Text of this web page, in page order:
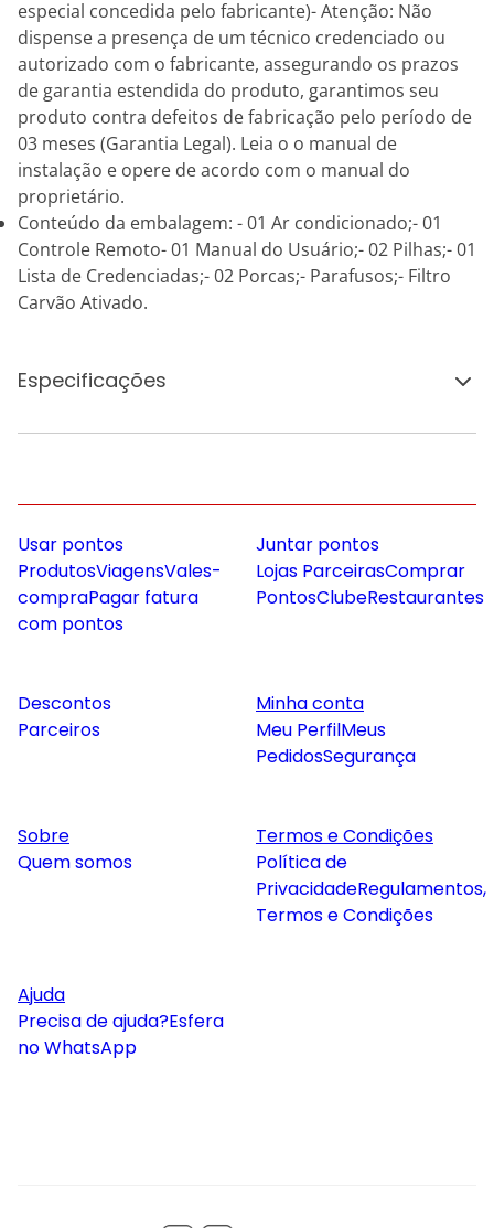
especial concedida pelo fabricante)- Atenção: Não
dispense a presença de um técnico credenciado ou
autorizado com o fabricante, assegurando os prazos
de garantia estendida do produto, garantimos seu
produto contra defeitos de fabricação pelo período de
03 meses (Garantia Legal). Leia o o manual de
instalação e opere de acordo com o manual do
proprietário.
Conteúdo da embalagem: - 01 Ar condicionado;- 01
Controle Remoto- 01 Manual do Usuário;- 02 Pilhas;- 01
Lista de Credenciadas;- 02 Porcas;- Parafusos;- Filtro
Carvão Ativado.
Especificações
Usar pontos
ProdutosViagensVales-
compraPagar fatura
com pontos
Juntar pontos
Lojas ParceirasComprar
PontosClubeRestaurantes
Descontos
Parceiros
Minha conta
Meu PerfilMeus
PedidosSegurança
Sobre
Quem somos
Termos e Condições
Política de
PrivacidadeRegulamentos,
Termos e Condições
Ajuda
Precisa de ajuda?Esfera
no WhatsApp